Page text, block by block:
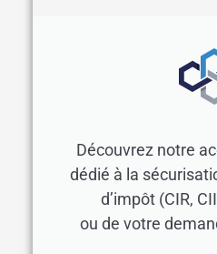
Découvrez notre
dédié à la
d’impôt (CIR,
ou de votre